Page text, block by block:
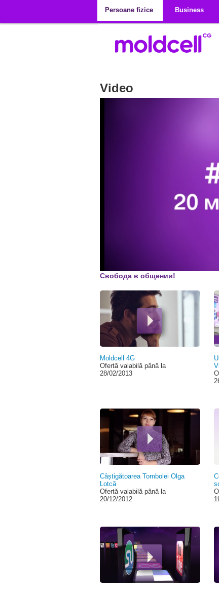
Persoane fizice
Business
Video
Свобода в общении!
Moldcell 4G
Ofertă valabilă până la
28/02/2013
Câștigătoarea Tombolei Olga
Lotcă
Ofertă valabilă până la
20/12/2012